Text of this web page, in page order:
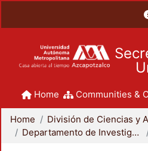
Home Communities &
Home
Departamento de Investigación y Conocimiento para el Diseño